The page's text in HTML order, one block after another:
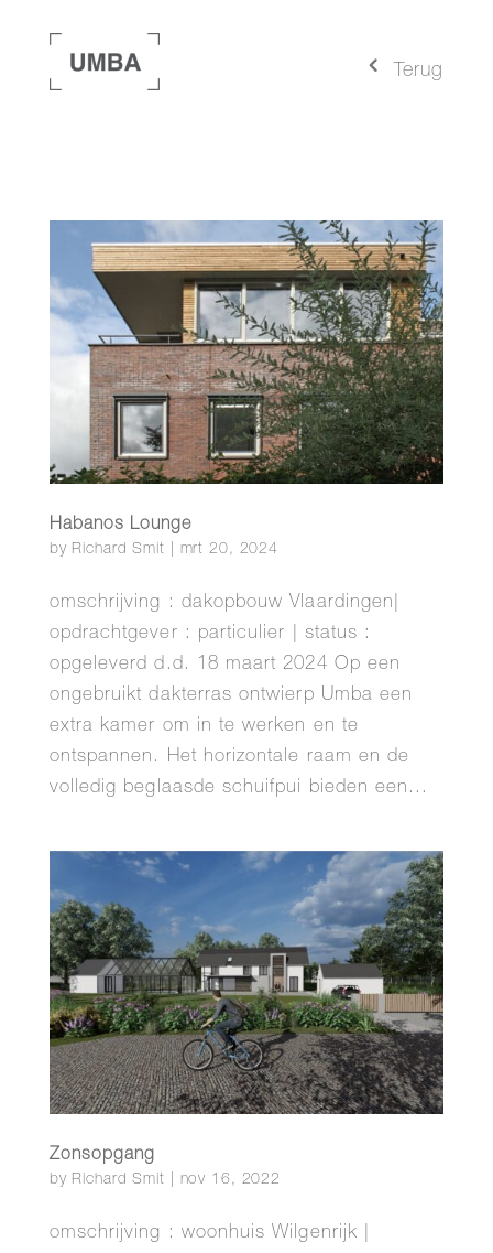
4 Terug
Habanos Lounge
by Richard Smit mrt 20, 2024
omschrijving : dakopbouw Vlaardingen|
opdrachtgever : particulier | status :
opgeleverd d.d. 18 maart 2024 Op een
ongebruikt dakterras ontwierp Umba een
extra kamer om in te werken en te
ontspannen. Het horizontale raam en de
volledig beglaasde schuifpui bieden een...
Zonsopgang
by Richard Smit nov 16, 2022
omschrijving : woonhuis Wilgenrijk |